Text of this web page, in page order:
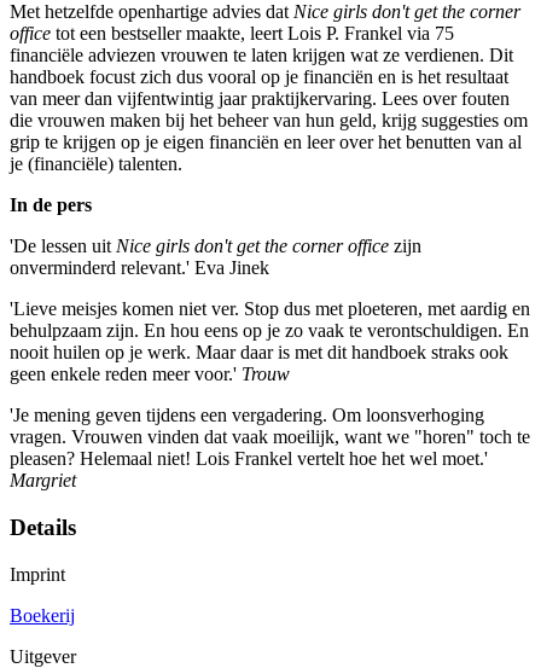
Met hetzelfde openhartige advies dat Nice girls don't get the corner
office tot een bestseller maakte, leert Lois P. Frankel via 75
financiële adviezen vrouwen te laten krijgen wat ze verdienen. Dit
handboek focust zich dus vooral op je financiën en is het resultaat
van meer dan vijfentwintig jaar praktijkervaring. Lees over fouten
die vrouwen maken bij het beheer van hun geld, krijg suggesties om
grip te krijgen op je eigen financiën en leer over het benutten van al
je (financiële) talenten.
In de pers
'De lessen uit Nice girls don't get the corner office zijn
onverminderd relevant.' Eva Jinek
'Lieve meisjes komen niet ver. Stop dus met ploeteren, met aardig en
behulpzaam zijn. En hou eens op je zo vaak te verontschuldigen. En
nooit huilen op je werk. Maar daar is met dit handboek straks ook
geen enkele reden meer voor.' Trouw
'Je mening geven tijdens een vergadering. Om loonsverhoging
vragen. Vrouwen vinden dat vaak moeilijk, want we "horen" toch te
pleasen? Helemaal niet! Lois Frankel vertelt hoe het wel moet.'
Margriet
Details
Imprint
Boekerij
Uitgever